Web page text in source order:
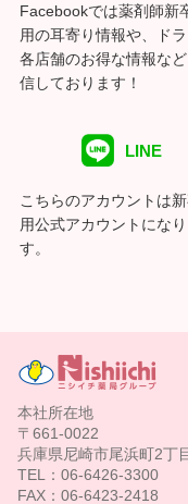
Facebookでは薬剤師新
用の耳寄り情報や、ド
各店舗のお得な情報な
信しております！
LINE
こちらのアカウントは
用公式アカウントになり
す。
本社所在地
〒661-0022
兵庫県尼崎市尾浜町2丁
TEL：06-6426-3300
FAX：06-6423-2418